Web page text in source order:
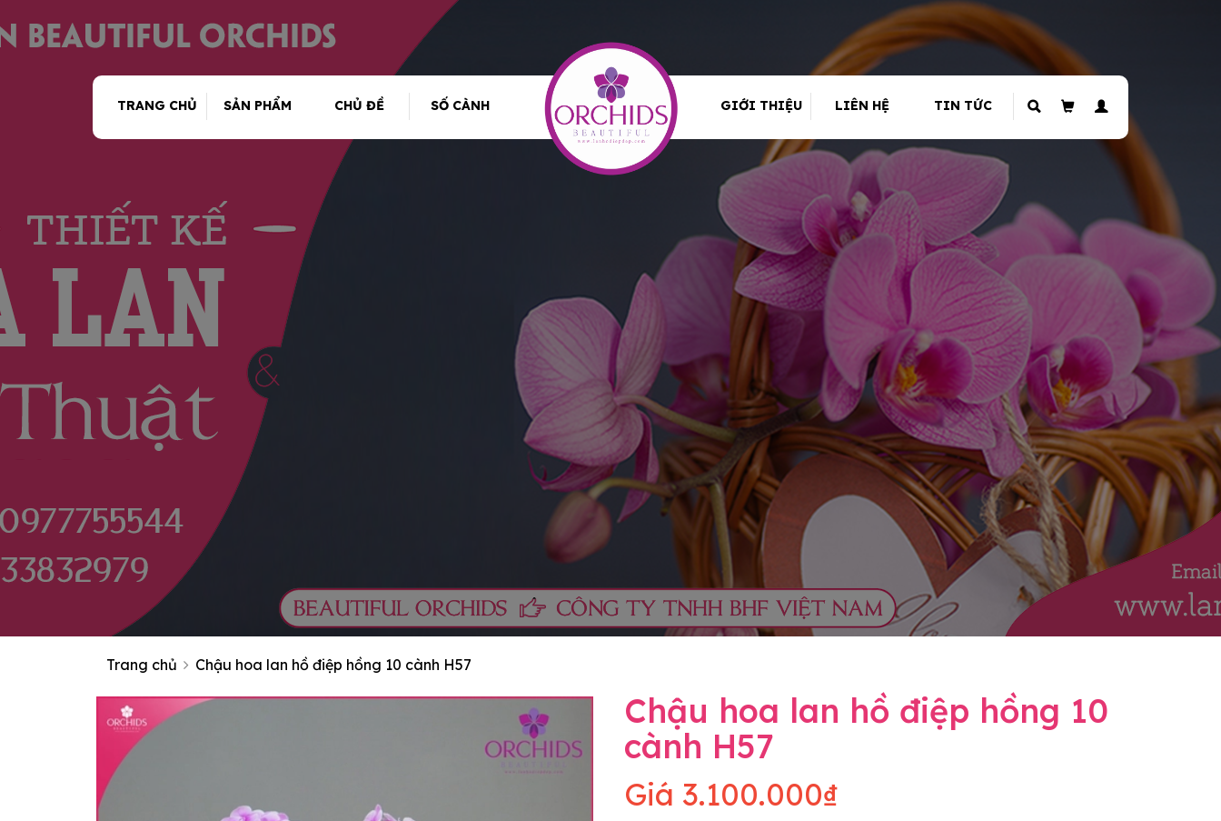
TRANG CHỦ SẢN PHẨM CHỦ ĐỀ SỐ CÀNH GIỚI THIỆU LIÊN HỆ TIN TỨC
Trang chủ Chậu hoa lan hồ điệp hồng 10 cành H57
Chậu hoa lan hồ điệp hồng 10
cành H57
Giá 3.100.000₫